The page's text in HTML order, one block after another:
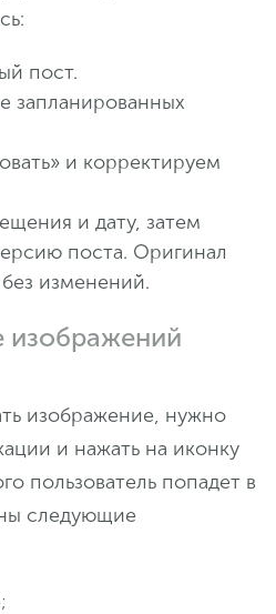
пост.
запланированных
и корректируем
и дату, затем
поста. Оригинал
изменений.
изображений
изображение, нужно
и нажать на иконку
пользователь попадет в
следующие